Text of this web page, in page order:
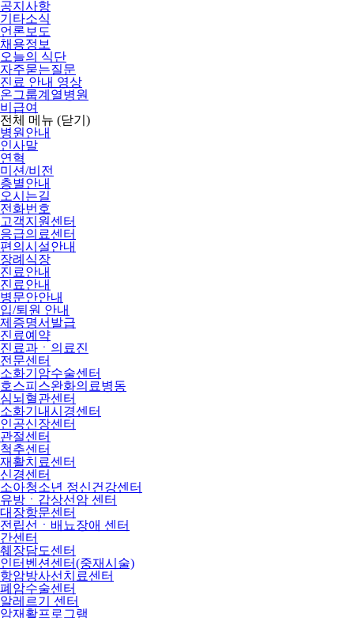
공지사항
기타소식
언론보도
채용정보
오늘의 식단
자주묻는질문
진료 안내 영상
온그룹계열병원
비급여
전체 메뉴 (닫기)
병원안내
인사말
연혁
미션/비전
층별안내
오시는길
전화번호
고객지원센터
응급의료센터
편의시설안내
장례식장
진료안내
진료안내
병문안안내
입/퇴원 안내
제증명서발급
진료예약
진료과ㆍ의료진
전문센터
소화기암수술센터
호스피스완화의료병동
심뇌혈관센터
소화기내시경센터
인공신장센터
관절센터
척추센터
재활치료센터
신경센터
소아청소년 정신건강센터
유방ㆍ갑상선암 센터
대장항문센터
전립선ㆍ배뇨장애 센터
간센터
췌장담도센터
인터벤션센터(중재시술)
항암방사선치료센터
폐암수술센터
알레르기 센터
암재활프로그램